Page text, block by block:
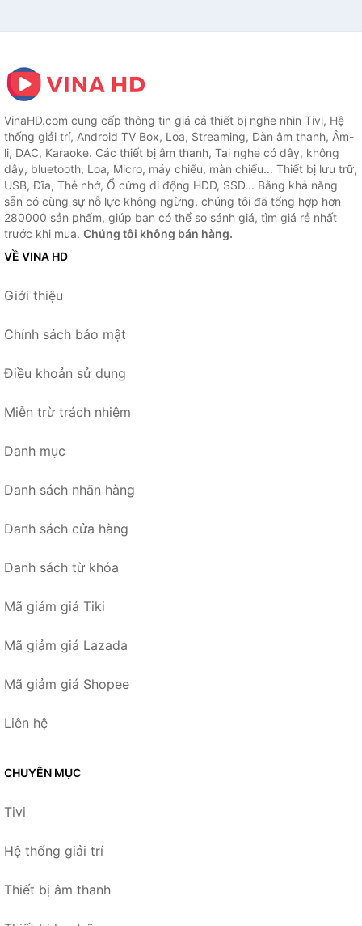
VinaHD.com cung cấp thông tin giá cả thiết bị nghe nhìn Tivi, Hệ
thống giải trí, Android TV Box, Loa, Streaming, Dàn âm thanh, Âm-
li, DAC, Karaoke. Các thiết bị âm thanh, Tai nghe có dây, không
dây, bluetooth, Loa, Micro, máy chiếu, màn chiếu... Thiết bị lưu trữ,
USB, Đĩa, Thẻ nhớ, Ổ cứng di động HDD, SSD... Bằng khả năng
sẵn có cùng sự nỗ lực không ngừng, chúng tôi đã tổng hợp hơn
280000 sản phẩm, giúp bạn có thể so sánh giá, tìm giá rẻ nhất
trước khi mua. Chúng tôi không bán hàng.
VỀ VINA HD
Giới thiệu
Chính sách bảo mật
Điều khoản sử dụng
Miễn trừ trách nhiệm
Danh mục
Danh sách nhãn hàng
Danh sách cửa hàng
Danh sách từ khóa
Mã giảm giá Tiki
Mã giảm giá Lazada
Mã giảm giá Shopee
Liên hệ
CHUYÊN MỤC
Tivi
Hệ thống giải trí
Thiết bị âm thanh